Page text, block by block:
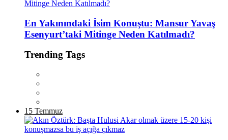
En Yakınındaki İsim Konuştu: Mansur Yavaş
Esenyurt’taki Mitinge Neden Katılmadı?
Trending Tags
15 Temmuz